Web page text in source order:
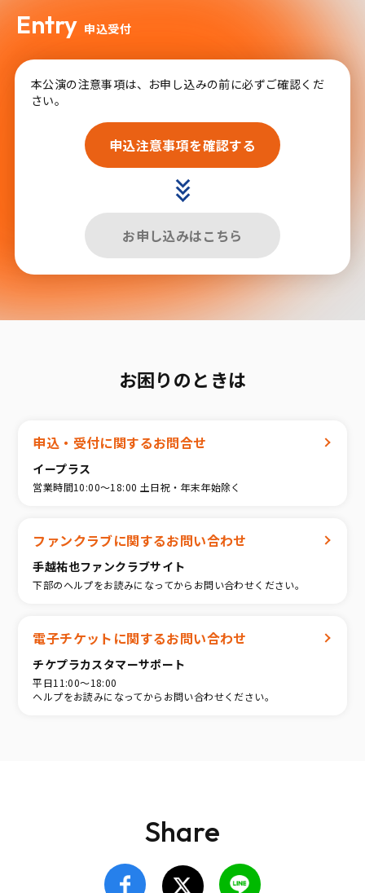
Entry 申込受付
本公演の注意事項は、お申し込みの前に必ずご確認くだ
さい。
申込注意事項を確認する
お申し込みはこちら
お困りのときは
申込・受付に関するお問合せ
イープラス
営業時間10:00〜18:00 土日祝・年末年始除く
ファンクラブに関するお問い合わせ
手越祐也ファンクラブサイト
下部のヘルプをお読みになってからお問い合わせください。
電子チケットに関するお問い合わせ
チケプラカスタマーサポート
平日11:00〜18:00
ヘルプをお読みになってからお問い合わせください。
Share
FacebookTwitter LINE